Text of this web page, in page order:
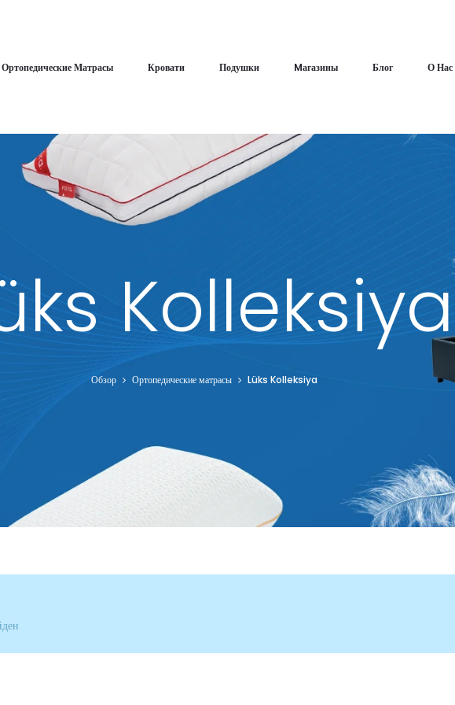
Ортопедические Матрасы Кровати Подушки Mагазины Блог О Нас
Kolleksiya
Обзор Ортопедические матрасы Lüks Kolleksiya